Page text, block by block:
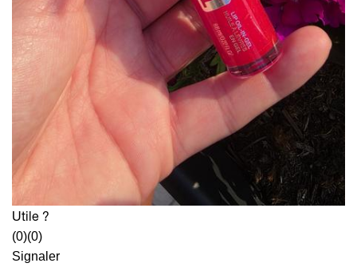
Utile ?
(0)(0)
Signaler